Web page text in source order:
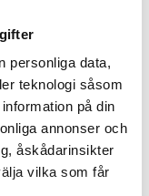
personliga data,
teknologi såsom
på din
annonser och
åskådarinsikter
vilka som får
Christmas
cm